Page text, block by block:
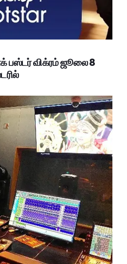
பஸ்டர் விக்ரம் ஜூலை 8